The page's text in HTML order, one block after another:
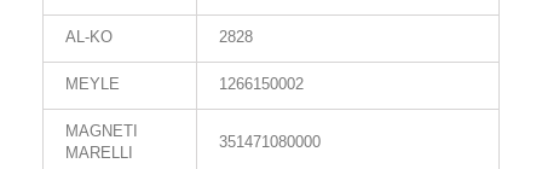
AL-KO 2828
MEYLE 1266150002
MAGNETI
MARELLI
351471080000